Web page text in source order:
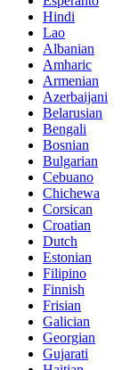
Hindi
Lao
Albanian
Amharic
Armenian
Azerbaijani
Belarusian
Bengali
Bosnian
Bulgarian
Cebuano
Chichewa
Corsican
Croatian
Dutch
Estonian
Filipino
Finnish
Frisian
Galician
Georgian
Gujarati